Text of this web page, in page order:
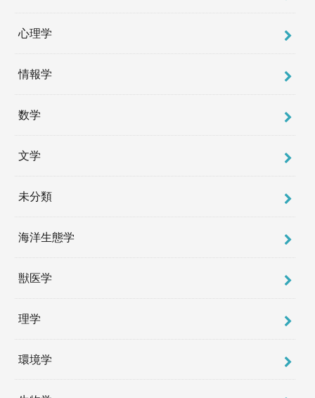
心理学
情報学
数学
文学
未分類
海洋生態学
獣医学
理学
環境学